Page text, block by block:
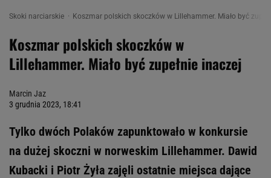
Skoki narciarskie Koszmar polskich skoczków w Lillehammer. Miało być
Koszmar polskich skoczków w
Lillehammer. Miało być zupełnie inaczej
Marcin Jaz
3 grudnia 2023, 18:41
Tylko dwóch Polaków zapunktowało w konkursie
na dużej skoczni w norweskim Lillehammer. Dawid
Kubacki i Piotr Żyła zajęli ostatnie miejsca dające